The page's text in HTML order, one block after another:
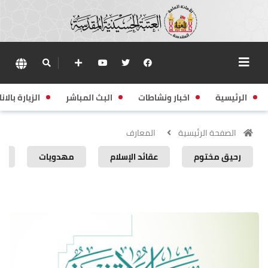
الرئيسية اخبار ونشاطات البث المباشر الزيارة
الصفحة الرئيسية
المعارف
رحيق مختوم
عقائد الإسلام مهدويات